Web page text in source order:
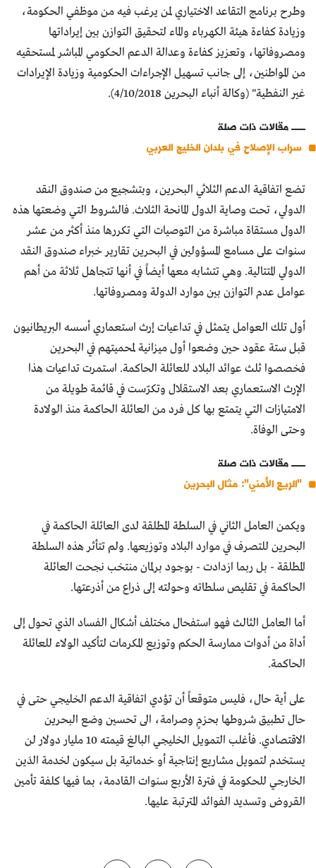
وطرح برنامج التقاعد الاختياري لمن يرغب فيه من موظفي الحكومة،
وزيادة كفاءة هيئة الكهرباء والماء لتحقيق التوازن بين إيراداتها
ومصروفاتها، وتعزيز كفاءة وعدالة الدعم الحكومي المباشر لمستحقيه
من المواطنين، إلى جانب تسهيل الإجراءات الحكومية وزيادة الإيرادات
غير النفطية" (وكالة أنباء البحرين 4/10/2018).
مقالات ذات صلة
سراب الإصلاح في بلدان الخليج العربي
تضع اتفاقية الدعم الثلاثي البحرين، وبتشجيع من صندوق النقد
الدولي، تحت وصاية الدول المانحة الثلاث. فالشروط التي وضعتها هذه
الدول مستقاة مباشرة من التوصيات التي تكررها منذ أكثر من عشر
سنوات على مسامع المسؤولين في البحرين تقارير خبراء صندوق النقد
الدولي المتتالية. وهي تتشابه معها أيضاً في أنها تتجاهل ثلاثة من أهم
عوامل عدم التوازن بين موارد الدولة ومصروفاتها.
أول تلك العوامل يتمثل في تداعيات إرث استعماري أسسه البريطانيون
قبل ستة عقود حين وضعوا أول ميزانية لمحميتهم في البحرين
فخصصوا ثلث عوائد البلاد للعائلة الحاكمة. استمرت تداعيات هذا
الإرث الاستعماري بعد الاستقلال وتكرّست في قائمة طويلة من
الامتيازات التي يتمتع بها كل فرد من العائلة الحاكمة منذ الولادة
وحتى الوفاة.
مقالات ذات صلة
"الريع الأمني": مثال البحرين
ويكمن العامل الثاني في السلطة المطلقة لدى العائلة الحاكمة في
البحرين للتصرف في موارد البلاد وتوزيعها. ولم تتأثر هذه السلطة
المطلقة - بل ربما ازدادت - بوجود برلمان منتخب نجحت العائلة
الحاكمة في تقليص سلطاته وحولته إلى ذراع من أذرعتها.
أما العامل الثالث فهو استفحال مختلف أشكال الفساد الذي تحول إلى
أداة من أدوات ممارسة الحكم وتوزيع المكرمات لتأكيد الولاء للعائلة
الحاكمة.
على أية حال، فليس متوقعاً أن تؤدي اتفاقية الدعم الخليجي حتى في
حال تطبيق شروطها بحزمٍ وصرامة، الى تحسين وضع البحرين
الاقتصادي. فأغلب التمويل الخليجي البالغ قيمته 10 مليار دولار لن
يستخدم لتمويل مشاريع إنتاجية أو خدماتية بل سيكون لخدمة الدَين
الخارجي للحكومة في فترة الأربع سنوات القادمة، بما فيها كلفة تأمين
القروض وتسديد الفوائد المترتبة عليها.